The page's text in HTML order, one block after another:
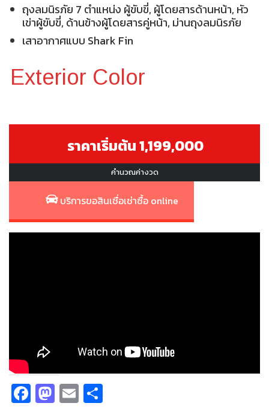
ถุงลมนิรภัย 7 ตำแหน่ง ผู้ขับขี่, ผู้โดยสารด้านหน้า, หัว
เข่าผู้ขับขี่, ด้านข้างผู้โดยสารคู่หน้า, ม่านถุงลมนิรภัย
เสาอากาศแบบ Shark Fin
Exterior Color
ราคาเริ่มต้น 1,199,000
คำนวณค่างวด
บริการขอสินเชื่อเช่าซื้อ online
Facebook
Mastodon
Email